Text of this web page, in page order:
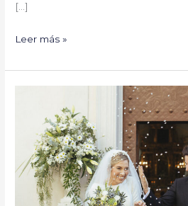
[…]
Leer más »
ceremonia
religiosa